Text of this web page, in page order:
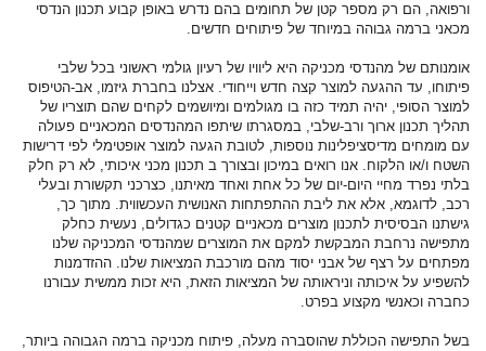
ורפואה, הם רק מספר קטן של תחומים בהם נדרש באופן קבוע תכנון הנדסי
מכאני ברמה גבוהה במיוחד של פיתוחים חדשים.
אומנותם של מהנדסי מכניקה היא ליוויו של רעיון גולמי ראשוני בכל שלבי
פיתוחו, עד ההגעה למוצר קצה חדש וייחודי. אצלנו בחברת גיזמו, אב-הטיפוס
למוצר הסופי, יהיה תמיד כזה בו מגולמים ומיושמים לקחים שהם תוצריו של
תהליך תכנון ארוך ורב-שלבי, במסגרתו שיתפו המהנדסים המכאניים פעולה
עם מומחים מדיסציפלינות נוספות, לטובת הגעה למוצר אופטימלי לפי דרישות
השטח ו/או הלקוח. אנו רואים במיכון ובצורך ב תכנון מכני איכותי, לא רק חלק
בלתי נפרד מחיי היום-יום של כל אחת ואחד מאיתנו, כצרכני תקשורת ובעלי
רכב, לדוגמא, אלא את ליבת ההתפתחות האנושית העכשווית. מתוך כך,
גישתנו הבסיסית לתכנון מוצרים מכאניים קטנים כגדולים, נעשית כחלק
מתפישה נרחבת המבקשת למקם את המוצרים שמהנדסי המכניקה שלנו
מפתחים על רצף של אבני יסוד מהם מורכבת המציאות שלנו. ההזדמנות
להשפיע על איכותה וניראותה של המציאות הזאת, היא זכות ממשית עבורנו
כחברה וכאנשי מקצוע בפרט.
בשל התפישה הכוללת שהוסברה מעלה, פיתוח מכניקה ברמה הגבוהה ביותר,